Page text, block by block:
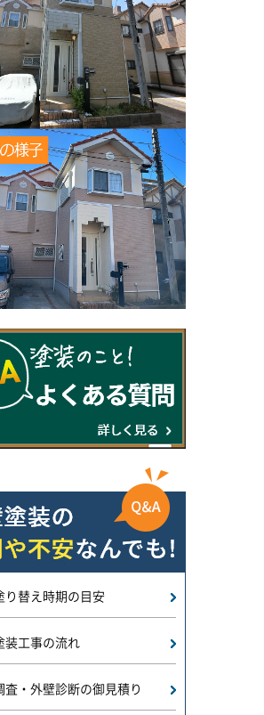
り替え時期の目安
装工事の流れ
査・外壁診断の御見積り